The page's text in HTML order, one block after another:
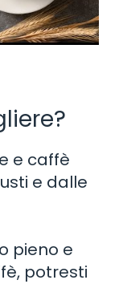
e caffè
e dalle
pieno e
potresti